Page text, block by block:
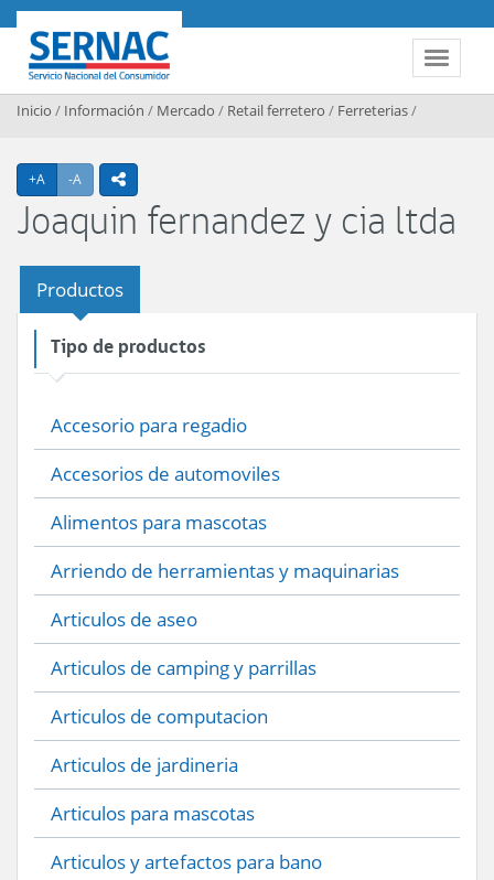
Contenido principal
Toggle
SERNAC
Inicio / Información / Mercado / Retail ferretero / Ferreterias/
+A Agrandar texto
-A Achicar textoicono compartir
Joaquin fernandez y cia ltda
Productos
Tipo de productos
Accesorio para regadio
Accesorios de automoviles
Alimentos para mascotas
Arriendo de herramientas y maquinarias
Articulos de aseo
Articulos de camping y parrillas
Articulos de computacion
Articulos de jardineria
Articulos para mascotas
Articulos y artefactos para bano